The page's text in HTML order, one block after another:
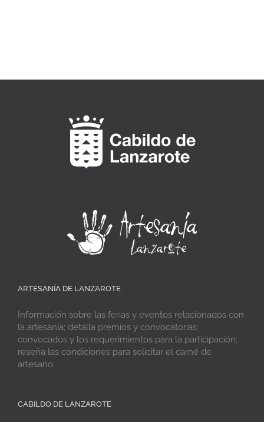
ARTESANÍA DE LANZAROTE
Información sobre las ferias y eventos relacionados con
la artesanía; detalla premios y convocatorias
convocados y los requerimientos para la participación;
reseña las condiciones para solicitar el carné de
artesano.
CABILDO DE LANZAROTE